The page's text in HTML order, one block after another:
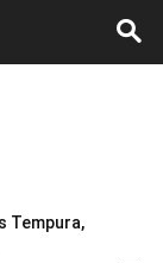
Teknologi
Tempura,